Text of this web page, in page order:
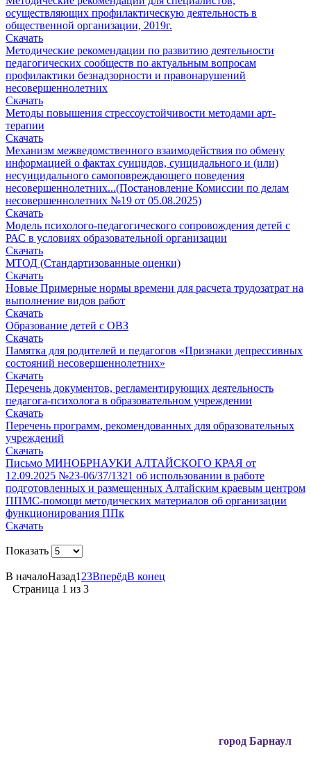
осуществляющих профилактическую деятельность в
общественной организации, 2019г.
Скачать
Методические рекомендации по развитию деятельности
педагогических сообществ по актуальным вопросам
профилактики безнадзорности и правонарушений
несовершеннолетних
Скачать
Методы повышения стрессоустойчивости методами арт-
терапии
Скачать
Механизм межведомственного взаимодействия по обмену
информацией о фактах суицидов, суицидального и (или)
несуицидального самоповреждающего поведения
несовершеннолетних...(Постановление Комиссии по делам
несовершеннолетних №19 от 05.08.2025)
Скачать
Модель психолого-педагогического сопровождения детей с
РАС в условиях образовательной организации
Скачать
МТОД (Стандартизованные оценки)
Скачать
Новые Примерные нормы времени для расчета трудозатрат на
выполнение видов работ
Скачать
Образование детей с ОВЗ
Скачать
Памятка для родителей и педагогов «Признаки депрессивных
состояний несовершеннолетних»
Скачать
Перечень документов, регламентирующих деятельность
педагога-психолога в образовательном учреждении
Скачать
Перечень программ, рекомендованных для образовательных
учреждений
Скачать
Письмо МИНОБРНАУКИ АЛТАЙСКОГО КРАЯ от
12.09.2025 №23-06/37/1321 об использовании в работе
подготовленных и размещенных Алтайским краевым центром
ППМС-помощи методических материалов об организации
функционирования ППк
Скачать
Показать
В началоНазад1 23ВперёдВ конец
Страница 1 из 3
город Барнаул